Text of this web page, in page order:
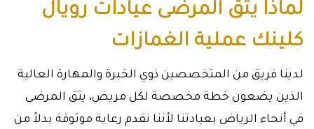
لماذا يثق المرضى عيادات رويال
كلينك عملية الغمازات
لدينا فريق من المتخصصين ذوي الخبرة والمهارة العالية
الذين يضعون خطة مخصصة لكل مريض، يثق المرضى
في أنحاء الرياض بعيادتنا لأننا نقدم رعاية موثوقة بدلاً من